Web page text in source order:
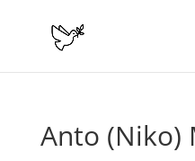
Anto (Niko)